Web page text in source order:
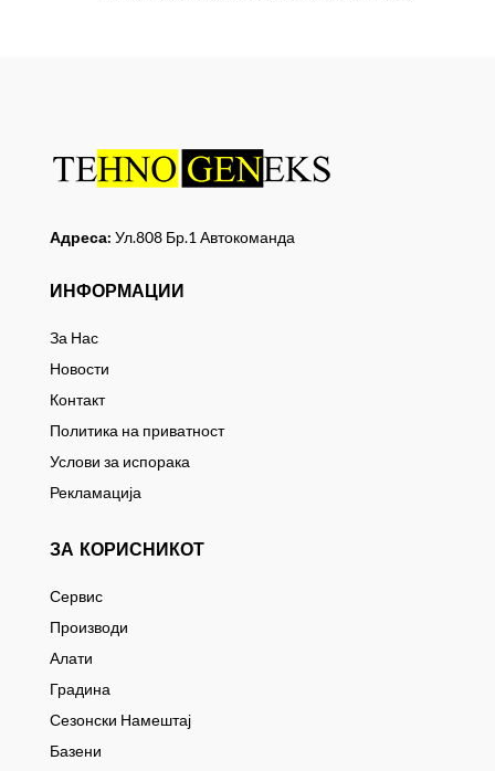
Адреса: Ул.808 Бр.1 Автокоманда
ИНФОРМАЦИИ
За Нас
Новости
Контакт
Политика на приватност
Услови за испорака
Рекламација
ЗА КОРИСНИКОТ
Сервис
Производи
Алати
Градина
Сезонски Намештај
Базени